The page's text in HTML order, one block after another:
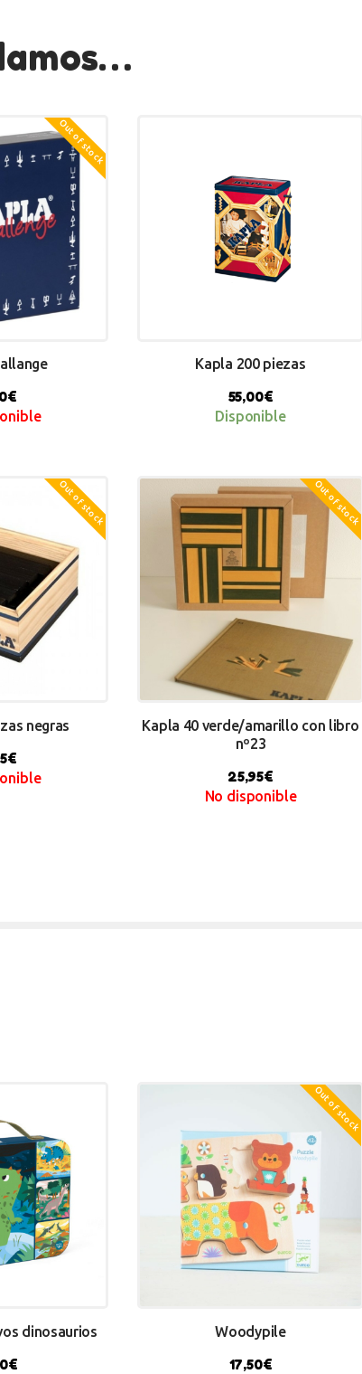
Out of stock
€
Kapla 200 piezas
55,00€
Disponible
Out of stock
negras
€
Out of stock
Kapla 40 verde/amarillo con libro
nº23
25,95€
No disponible
dinosaurios
€
Out of stock
Woodypile
17,50€